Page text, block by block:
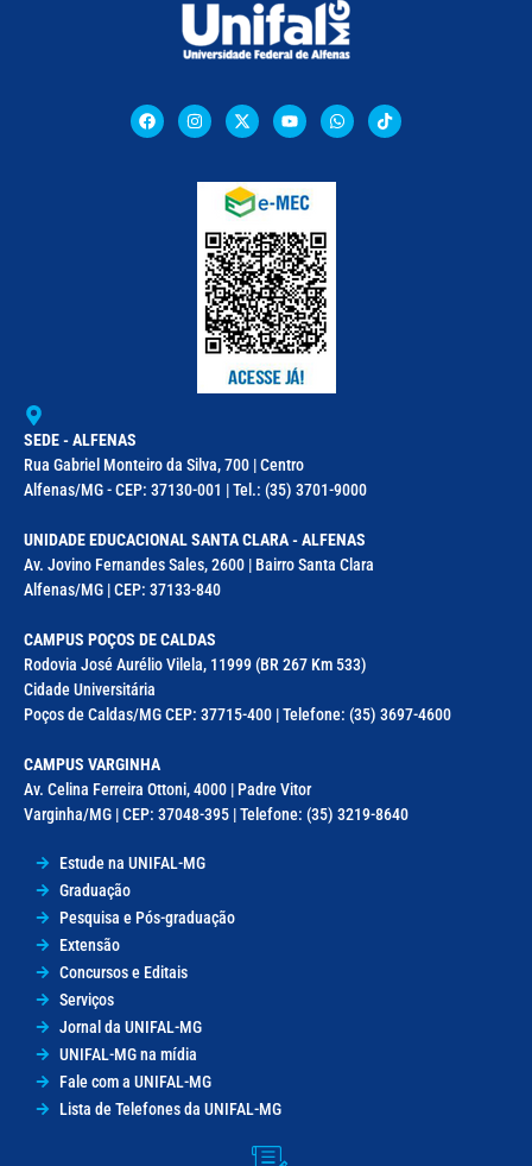
SEDE - ALFENAS
Rua Gabriel Monteiro da Silva, 700 | Centro
Alfenas/MG - CEP: 37130-001 | Tel.: (35) 3701-9000
UNIDADE EDUCACIONAL SANTA CLARA - ALFENAS
Av. Jovino Fernandes Sales, 2600 | Bairro Santa Clara
Alfenas/MG | CEP: 37133-840
CAMPUS POÇOS DE CALDAS
Rodovia José Aurélio Vilela, 11999 (BR 267 Km 533)
Cidade Universitária
Poços de Caldas/MG CEP: 37715-400 | Telefone: (35) 3697-4600
CAMPUS VARGINHA
Av. Celina Ferreira Ottoni, 4000 | Padre Vitor
Varginha/MG | CEP: 37048-395 | Telefone: (35) 3219-8640
Estude na UNIFAL-MG
Graduação
Pesquisa e Pós-graduação
Extensão
Concursos e Editais
Serviços
Jornal da UNIFAL-MG
UNIFAL-MG na mídia
Fale com a UNIFAL-MG
Lista de Telefones da UNIFAL-MG